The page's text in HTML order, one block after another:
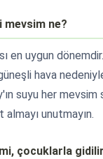
mevsim ne?
en uygun
hava
suyu her mevsim
unutmayın.
çocuklarla